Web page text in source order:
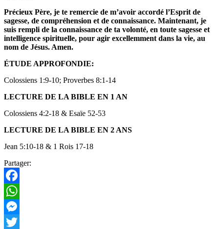
Précieux Père, je te remercie de m’avoir accordé l’Esprit de
sagesse, de compréhension et de connaissance. Maintenant, je
suis rempli de la connaissance de ta volonté, en toute sagesse et
intelligence spirituelle, pour agir excellemment dans la vie, au
nom de Jésus. Amen.
ÉTUDE APPROFONDIE:
Colossiens 1:9-10; Proverbes 8:1-14
LECTURE DE LA BIBLE EN 1 AN
Colossiens 4:2-18 & Esaïe 52-53
LECTURE DE LA BIBLE EN 2 ANS
Jean 5:10-18 & 1 Rois 17-18
Partager:
Facebook
WhatsApp
Messenger